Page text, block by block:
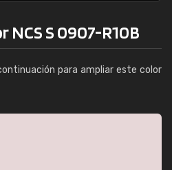
NCS S 0907-R10B
para ampliar este color